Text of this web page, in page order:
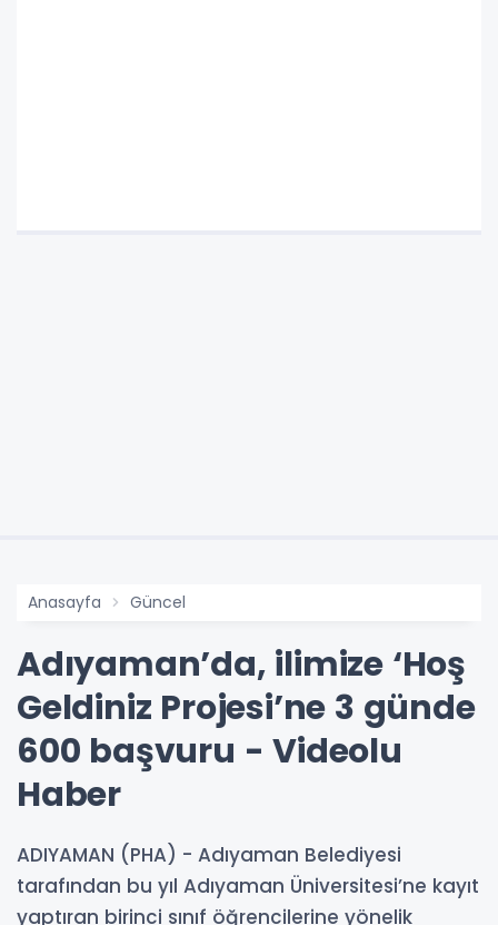
Anasayfa Güncel
Adıyaman’da, ilimize ‘Hoş
Geldiniz Projesi’ne 3 günde
600 başvuru - Videolu
Haber
ADIYAMAN (PHA) - Adıyaman Belediyesi
tarafından bu yıl Adıyaman Üniversitesi’ne kayıt
yaptıran birinci sınıf öğrencilerine yönelik